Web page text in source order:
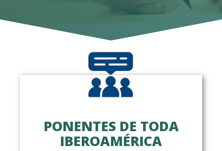
PONENTES DE TODA
IBEROAMÉRICA